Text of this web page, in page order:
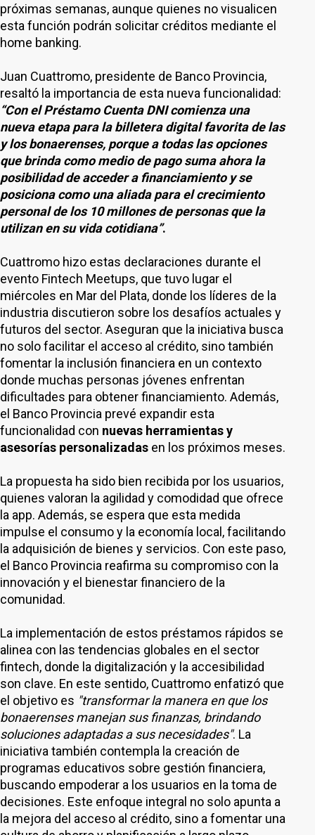
próximas semanas, aunque quienes no visualicen
esta función podrán solicitar créditos mediante el
home banking.
Juan Cuattromo, presidente de Banco Provincia,
resaltó la importancia de esta nueva funcionalidad:
“Con el Préstamo Cuenta DNI comienza una
nueva etapa para la billetera digital favorita de las
y los bonaerenses, porque a todas las opciones
que brinda como medio de pago suma ahora la
posibilidad de acceder a financiamiento y se
posiciona como una aliada para el crecimiento
personal de los 10 millones de personas que la
utilizan en su vida cotidiana”.
Cuattromo hizo estas declaraciones durante el
evento Fintech Meetups, que tuvo lugar el
miércoles en Mar del Plata, donde los líderes de la
industria discutieron sobre los desafíos actuales y
futuros del sector. Aseguran que la iniciativa busca
no solo facilitar el acceso al crédito, sino también
fomentar la inclusión financiera en un contexto
donde muchas personas jóvenes enfrentan
dificultades para obtener financiamiento. Además,
el Banco Provincia prevé expandir esta
funcionalidad con nuevas herramientas y
asesorías personalizadas en los próximos meses.
La propuesta ha sido bien recibida por los usuarios,
quienes valoran la agilidad y comodidad que ofrece
la app. Además, se espera que esta medida
impulse el consumo y la economía local, facilitando
la adquisición de bienes y servicios. Con este paso,
el Banco Provincia reafirma su compromiso con la
innovación y el bienestar financiero de la
comunidad.
La implementación de estos préstamos rápidos se
alinea con las tendencias globales en el sector
fintech, donde la digitalización y la accesibilidad
son clave. En este sentido, Cuattromo enfatizó que
el objetivo es "transformar la manera en que los
bonaerenses manejan sus finanzas, brindando
soluciones adaptadas a sus necesidades". La
iniciativa también contempla la creación de
programas educativos sobre gestión financiera,
buscando empoderar a los usuarios en la toma de
decisiones. Este enfoque integral no solo apunta a
la mejora del acceso al crédito, sino a fomentar una